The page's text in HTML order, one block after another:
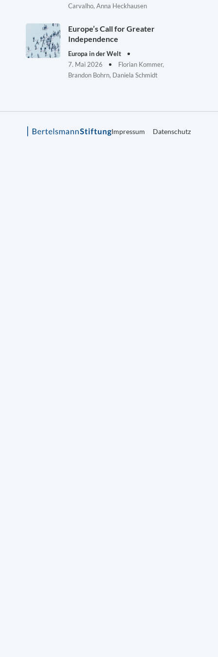
Carvalho, Anna Heckhausen
Europe’s Call for Greater
Independence
Europa in der Welt
7. Mai 2026
Florian Kommer,
Brandon Bohrn, Daniela Schmidt
Impressum Datenschutz